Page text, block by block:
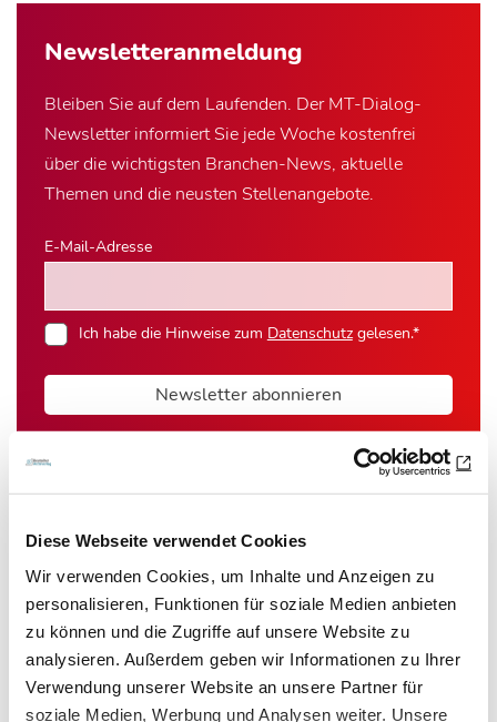
Diese Webseite verwendet Cookies
Wir verwenden Cookies, um Inhalte und Anzeigen zu
personalisieren, Funktionen für soziale Medien anbieten
zu können und die Zugriffe auf unsere Website zu
analysieren. Außerdem geben wir Informationen zu Ihrer
Verwendung unserer Website an unsere Partner für
soziale Medien, Werbung und Analysen weiter. Unsere
Newsletter­anmeldung
Bleiben Sie auf dem Laufenden. Der MT-Dialog-
Newsletter informiert Sie jede Woche kostenfrei
über die wichtigsten Branchen-News, aktuelle
Themen und die neusten Stellenangebote.
E-Mail-Adresse
Ich habe die Hinweise zum Datenschutzgelesen.*
Newsletter abonnieren
Das könnte Sie auch interessieren: